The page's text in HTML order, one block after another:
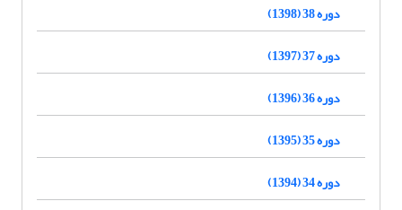
دوره 38 (1398)
دوره 37 (1397)
دوره 36 (1396)
دوره 35 (1395)
دوره 34 (1394)